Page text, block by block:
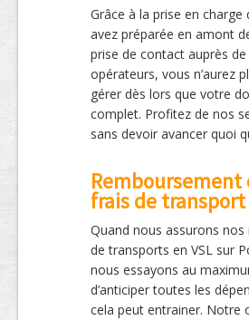
Grâce à la prise en charge
avez préparée en amont
prise de contact auprès de
opérateurs, vous n’aurez
gérer dès lors que votre
complet. Profitez de nos
sans devoir avancer quoi
Remboursement
frais de transport
Quand nous assurons nos
de transports en VSL sur
nous essayons au
d’anticiper toutes les
cela peut entrainer. Notre